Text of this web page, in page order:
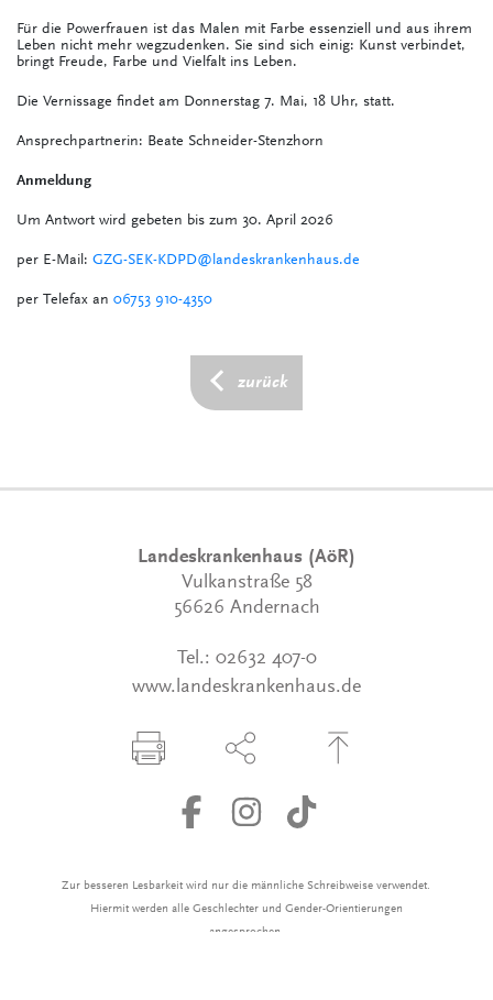
Für die Powerfrauen ist das Malen mit Farbe essenziell und aus ihrem
Leben nicht mehr wegzudenken. Sie sind sich einig: Kunst verbindet,
bringt Freude, Farbe und Vielfalt ins Leben.
Die Vernissage findet am Donnerstag 7. Mai, 18 Uhr, statt.
Ansprechpartnerin: Beate Schneider-Stenzhorn
Anmeldung
Um Antwort wird gebeten bis zum 30. April 2026
per E-Mail: GZG-SEK-KDPD@landeskrankenhaus.de
per Telefax an 06753 910-4350
zurück
Landeskrankenhaus (AöR)
Vulkanstraße 58
56626 Andernach
Tel.: 02632 407-0
www.landeskrankenhaus.de
Zur besseren Lesbarkeit wird nur die männliche Schreibweise verwendet.
Hiermit werden alle Geschlechter und Gender-Orientierungen
angesprochen.